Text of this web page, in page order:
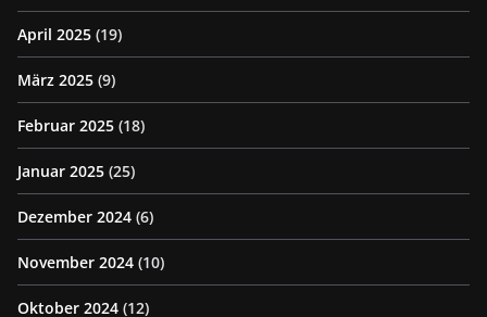
April 2025 (19)
März 2025 (9)
Februar 2025 (18)
Januar 2025 (25)
Dezember 2024 (6)
November 2024 (10)
Oktober 2024 (12)